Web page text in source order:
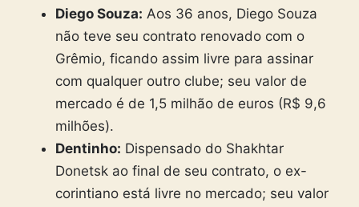
Diego Souza: Aos 36 anos, Diego Souza
não teve seu contrato renovado com o
Grêmio, ficando assim livre para assinar
com qualquer outro clube; seu valor de
mercado é de 1,5 milhão de euros (R$ 9,6
milhões).
Dentinho: Dispensado do Shakhtar
Donetsk ao final de seu contrato, o ex-
corintiano está livre no mercado; seu valor